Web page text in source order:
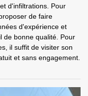
d'infiltrations. Pour
de faire
d'expérience et
de bonne qualité. Pour
il suffit de visiter son
et sans engagement.